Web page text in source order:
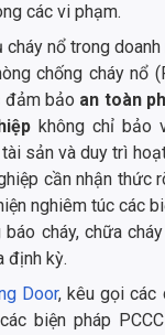
các vi phạm.
nổ trong
chống cháy nổ
đảm bảo an toàn
không chỉ bảo
sản và duy trì
cần nhận thức
nghiêm túc các
cháy, chữa
định kỳ.
Door, kêu gọi các
biện pháp